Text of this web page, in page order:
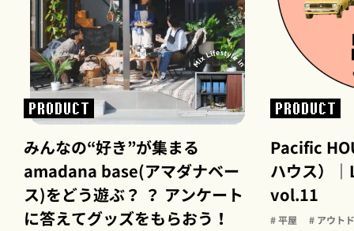
PRODUCT
みんなの“好き”が集まる
amadana base(アマダナベー
ス)をどう遊ぶ？ ？ アンケート
に答えてグッズをもらおう！
PRODUCT
Pacific
ハウス）
vol.11
# 平屋 # アウト